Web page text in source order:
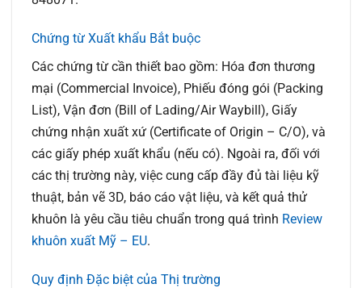
Chứng từ Xuất khẩu Bắt buộc
Các chứng từ cần thiết bao gồm: Hóa đơn thương
mại (Commercial Invoice), Phiếu đóng gói (Packing
List), Vận đơn (Bill of Lading/Air Waybill), Giấy
chứng nhận xuất xứ (Certificate of Origin – C/O), và
các giấy phép xuất khẩu (nếu có). Ngoài ra, đối với
các thị trường này, việc cung cấp đầy đủ tài liệu kỹ
thuật, bản vẽ 3D, báo cáo vật liệu, và kết quả thử
khuôn là yêu cầu tiêu chuẩn trong quá trình Review
khuôn xuất Mỹ – EU.
Quy định Đặc biệt của Thị trường